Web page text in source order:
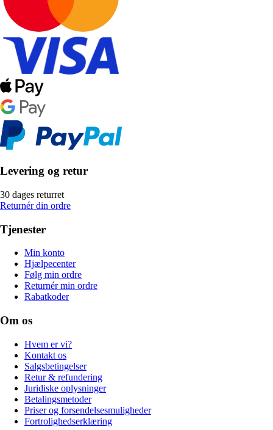
Levering og retur
30 dages returret
Returnér din ordre
Tjenester
Min konto
Hjælpecenter
Følg min ordre
Returnér min ordre
Rabatkoder
Om os
Hvem er vi?
Kontakt os
Salgsbetingelser
Retur & refundering
Juridiske oplysninger
Betalingsmetoder
Priser og forsendelsesmuligheder
Fortrolighedserklæring